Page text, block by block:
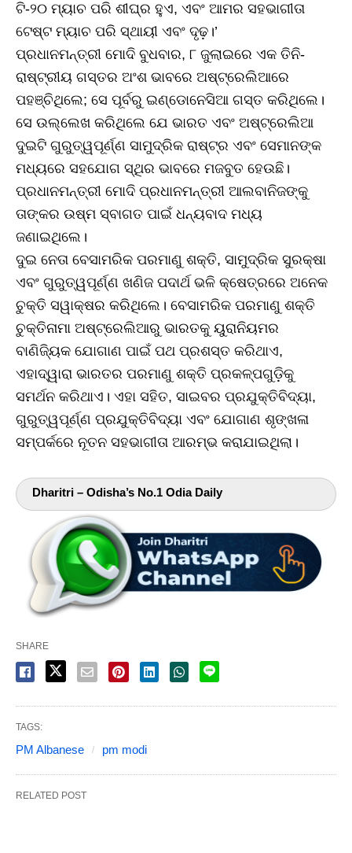
ଟି-୨୦ ମ୍ୟାଚ ପରି ଶୀଘ୍ର ହୁଏ, ଏବଂ ଆମର ସହଭାଗୀତା
ଟେଷ୍ଟ ମ୍ୟାଚ ପରି ସ୍ଥାୟୀ ଏବଂ ଦୃଢ଼।’
ପ୍ରଧାନମନ୍ତ୍ରୀ ମୋଦି ବୁଧବାର, ୮ ଜୁଲାଇରେ ଏକ ତିନି-
ରାଷ୍ଟ୍ରୀୟ ଗସ୍ତର ଅଂଶ ଭାବରେ ଅଷ୍ଟ୍ରେଲିଆରେ
ପହଞ୍ଚିଥିଲେ; ସେ ପୂର୍ବରୁ ଇଣ୍ଡୋନେସିଆ ଗସ୍ତ କରିଥିଲେ।
ସେ ଉଲ୍ଲେଖ କରିଥିଲେ ଯେ ଭାରତ ଏବଂ ଅଷ୍ଟ୍ରେଲିଆ
ଦୁଇଟି ଗୁରୁତ୍ୱପୂର୍ଣ୍ଣ ସାମୁଦ୍ରିକ ରାଷ୍ଟ୍ର ଏବଂ ସେମାନଙ୍କ
ମଧ୍ୟରେ ସହଯୋଗ ସ୍ଥିର ଭାବରେ ମଜବୁତ ହେଉଛି।
ପ୍ରଧାନମନ୍ତ୍ରୀ ମୋଦି ପ୍ରଧାନମନ୍ତ୍ରୀ ଆଲବାନିଜଙ୍କୁ
ତାଙ୍କର ଉଷ୍ମ ସ୍ବାଗତ ପାଇଁ ଧନ୍ୟବାଦ ମଧ୍ୟ
ଜଣାଇଥିଲେ।
ଦୁଇ ନେତା ବେସାମରିକ ପରମାଣୁ ଶକ୍ତି, ସାମୁଦ୍ରିକ ସୁରକ୍ଷା
ଏବଂ ଗୁରୁତ୍ୱପୂର୍ଣ୍ଣ ଖଣିଜ ପଦାର୍ଥ ଭଳି କ୍ଷେତ୍ରରେ ଅନେକ
ଚୁକ୍ତି ସୱାକ୍ଷର କରିଥିଲେ। ବେସାମରିକ ପରମାଣୁ ଶକ୍ତି
ଚୁକ୍ତିନାମା ଅଷ୍ଟ୍ରେଲିଆରୁ ଭାରତକୁ ୟୁରାନିୟମର
ବାଣିଜ୍ୟିକ ଯୋଗାଣ ପାଇଁ ପଥ ପ୍ରଶସ୍ତ କରିଥାଏ,
ଏହାଦ୍ୱାରା ଭାରତର ପରମାଣୁ ଶକ୍ତି ପ୍ରକଳ୍ପଗୁଡ଼ିକୁ
ସମର୍ଥନ କରିଥାଏ। ଏହା ସହିତ, ସାଇବର ପ୍ରଯୁକ୍ତିବିଦ୍ୟା,
ଗୁରୁତ୍ୱପୂର୍ଣ୍ଣ ପ୍ରଯୁକ୍ତିବିଦ୍ୟା ଏବଂ ଯୋଗାଣ ଶୃଙ୍ଖଳା
ସମ୍ପର୍କରେ ନୂତନ ସହଭାଗୀତା ଆରମ୍ଭ କରାଯାଇଥିଲା।
Dharitri – Odisha’s No.1 Odia Daily
SHARE
TAGS:
PM Albanese pm modi
RELATED POST